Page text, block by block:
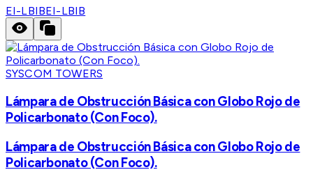
EI-LBIBEI-LBIB
SYSCOM TOWERS
Lámpara de Obstrucción Básica con Globo Rojo de
Policarbonato (Con Foco).
Lámpara de Obstrucción Básica con Globo Rojo de
Policarbonato (Con Foco).